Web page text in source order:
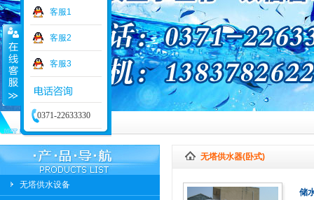
无塔供水设备
无塔供水器(卧式)
储
客服1
客服2
客服3
0371-22633330